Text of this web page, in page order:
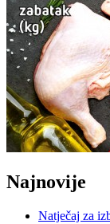
Najnovije
Natječaj za